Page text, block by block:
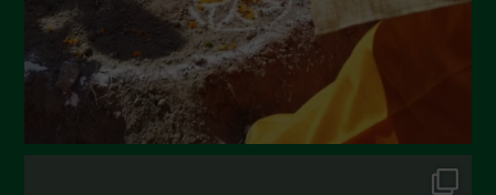
Febbraio 2022
Gennaio 2022
Dicembre 2021
Novembre 2021